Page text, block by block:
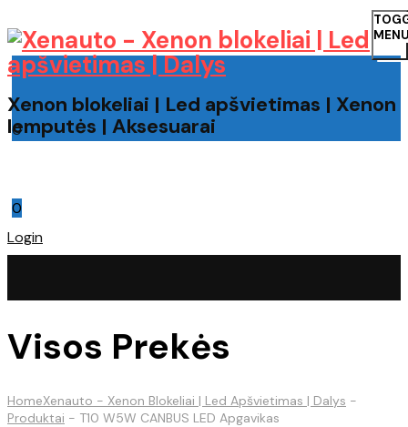
Xenon blokeliai | Led apšvietimas | Xenon
lemputės | Aksesuarai
0
0
Login
Visos Prekės
HomeXenauto - Xenon Blokeliai | Led Apšvietimas | Dalys -
Produktai - T10 W5W CANBUS LED Apgavikas